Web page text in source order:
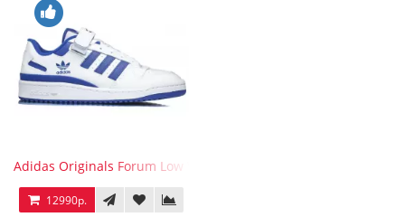
Adidas Originals Forum Low WB White Blue
12990р.